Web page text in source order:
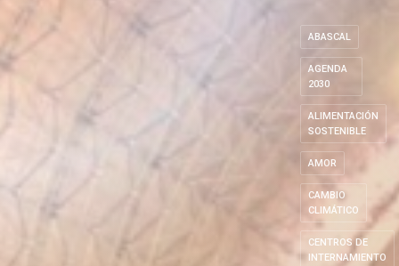
ABASCAL
AGENDA
2030
ALIMENTACIÓN
SOSTENIBLE
AMOR
CAMBIO
CLIMÁTICO
CENTROS DE
INTERNAMIENTO